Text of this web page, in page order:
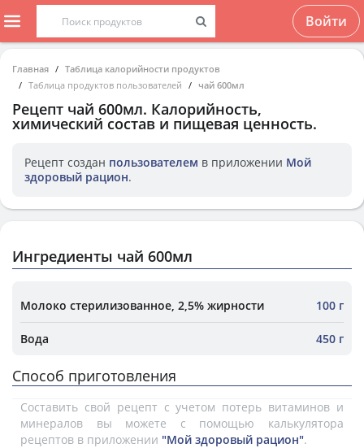
Войти
Главная
Таблица калорийности продуктов
Таблица продуктов пользователей
чай 600мл
Рецепт чай 600мл. Калорийность,
химический состав и пищевая ценность.
Рецепт создан пользователем в приложении Мой
здоровый рацион.
Ингредиенты чай 600мл
Молоко стерилизованное, 2,5% жирности 100 г
Вода 450 г
Способ приготовления
Составить свой рецепт с учетом потерь витаминов и
минералов вы можете с помощью калькулятора
рецептов в приложении "Мой здоровый рацион".